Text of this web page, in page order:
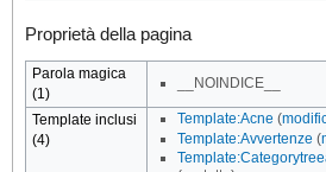
Proprietà della pagina
Parola magica
(1)
__NOINDICE__
Template inclusi
(4)
Template:Acne (
Template:Avvertenze (